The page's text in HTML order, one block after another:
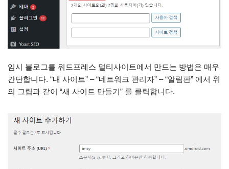
임시 블로그를 워드프레스 멀티사이트에서 만드는 방법은 매우
간단합니다. “내 사이트” – “네트워크 관리자” – “알림판” 에서 위
의 그림과 같이 “새 사이트 만들기” 를 클릭합니다.